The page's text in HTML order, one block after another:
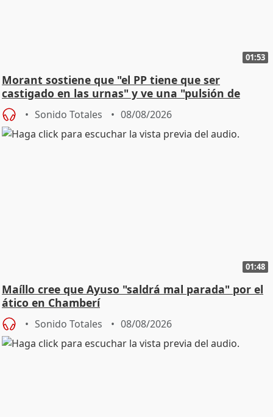
01:53
Morant sostiene que "el PP tiene que ser
castigado en las urnas" y ve una "pulsión de
cambio"
Sonido Totales 08/08/2026
01:48
Maíllo cree que Ayuso "saldrá mal parada" por el
ático en Chamberí
Sonido Totales 08/08/2026